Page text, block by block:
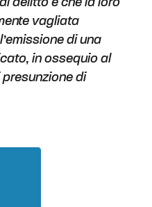
delitto e che la loro
vagliata
di una
in ossequio al
di